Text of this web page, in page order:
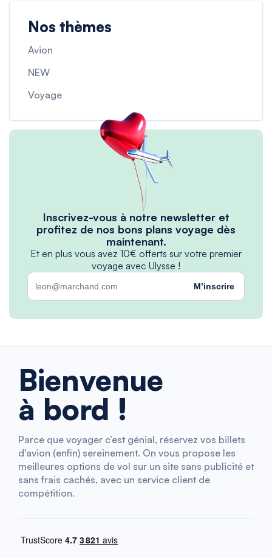
Nos thèmes
Avion
NEW
Voyage
Inscrivez-vous à notre newsletter et
profitez de nos bons plans voyage dès
maintenant.
Et en plus vous avez 10€ offerts sur votre premier
voyage avec Ulysse !
M’inscrire
Bienvenue
à bord !
Parce que voyager c’est génial, réservez vos billets
d’avion (enfin) sereinement. On vous propose les
meilleures options de vol sur un site sans publicité et
sans frais cachés, avec un service client de
compétition.